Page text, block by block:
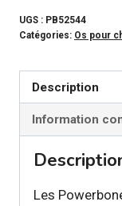
-
Jouet
mâcher
manette
de
jeu
pour
chien
UGS : PB52544
Catégories: Os pour
Description
Information
Les